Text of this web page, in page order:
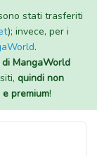
stati trasferiti
); invece, per i
.
MangaWorld
quindi non
premium!